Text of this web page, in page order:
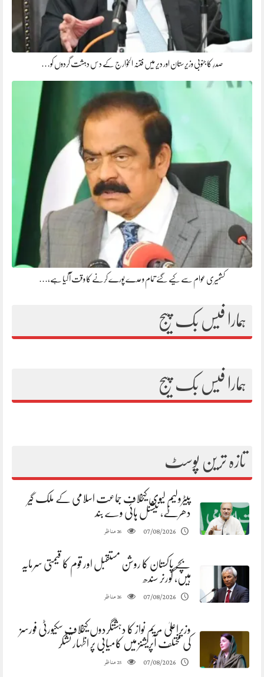
صدرِ کا جنوبی وزیرستان اور دیر میں فتنہ الخوارج کے دس دہشت گردوں کو…
کشمیری عوام سے کیے گئے تمام وعدے پورے کرنے کا وقت آ گیا ہے،…
ہمارا فیس بک پیج
ہمارا فیس بک پیج
تازہ ترین پوسٹ
پیٹرولیم لیوی کیخلاف جماعت اسلامی کے ملک گیر
دھرنے، نیشنل ہائی وے بند
07/08/2026
26مناظر
بچے پاکستان کا روشن مستقبل اور قوم کا قیمتی سرمایہ
ہیں، گورنر سندھ
07/08/2026
26مناظر
وزیراعلیٰ مریم نواز کا دہشتگردوں کیخلاف سکیورٹی فورسز
کی مختلف آپریشنز میں کامیابی پر اظہار تشکر
07/08/2026
25مناظر